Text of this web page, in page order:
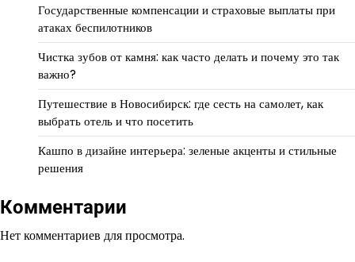
Государственные компенсации и страховые выплаты при
атаках беспилотников
Чистка зубов от камня: как часто делать и почему это так
важно?
Путешествие в Новосибирск: где сесть на самолет, как
выбрать отель и что посетить
Кашпо в дизайне интерьера: зеленые акценты и стильные
решения
Комментарии
Нет комментариев для просмотра.